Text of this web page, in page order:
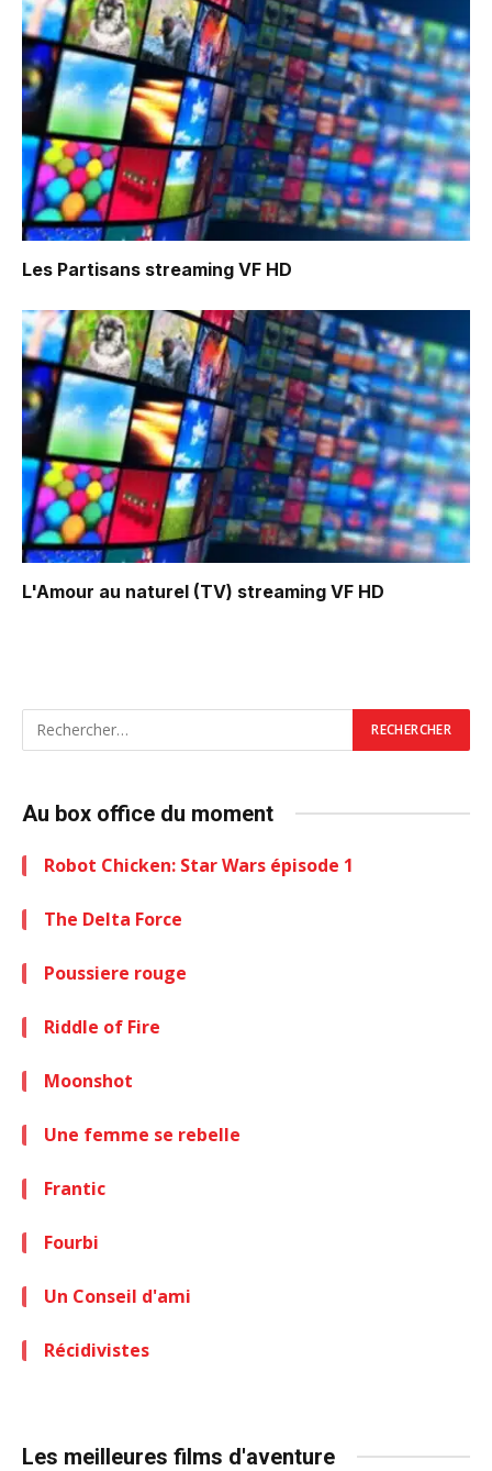
Les Partisans streaming VF HD
L'Amour au naturel (TV) streaming VF HD
Au box office du moment
Robot Chicken: Star Wars épisode 1
The Delta Force
Poussiere rouge
Riddle of Fire
Moonshot
Une femme se rebelle
Frantic
Fourbi
Un Conseil d'ami
Récidivistes
Les meilleures films d'aventure